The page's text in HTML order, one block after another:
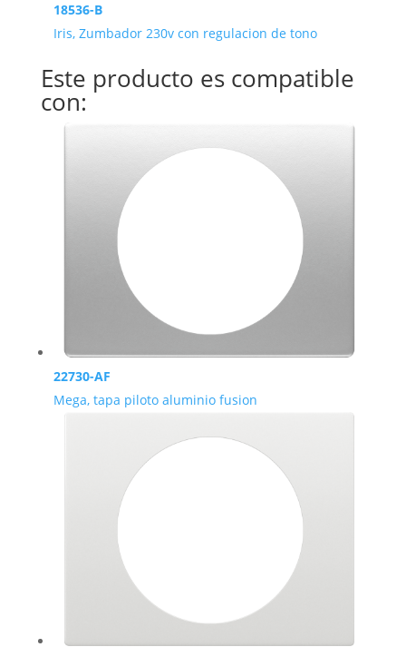
18536-B
Iris, Zumbador 230v con regulacion de tono
Este producto es compatible
con:
22730-AF
Mega, tapa piloto aluminio fusion